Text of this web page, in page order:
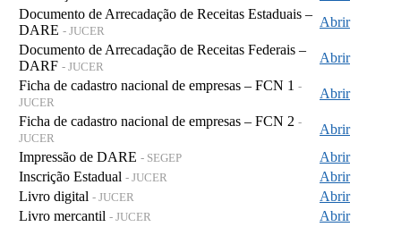
Documento de Arrecadação de Receitas Estaduais –
DARE - JUCER
Abrir
Documento de Arrecadação de Receitas Federais –
DARF - JUCER
Abrir
Ficha de cadastro nacional de empresas – FCN 1 -
JUCER
Abrir
Ficha de cadastro nacional de empresas – FCN 2 -
JUCER
Abrir
Impressão de DARE - SEGEP
Abrir
Inscrição Estadual - JUCER
Abrir
Livro digital - JUCER
Abrir
Livro mercantil - JUCER
Abrir